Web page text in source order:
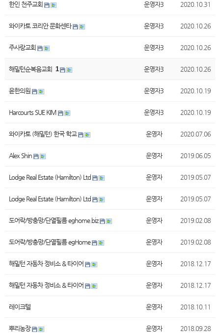
한인 천주교회 운영자3 2020.10.31
와이카토 코리안 문화센타 운영자3 2020.10.26
주사랑교회 운영자3 2020.10.26
해밀턴순복음교회 1 운영자3 2020.10.26
윤한의원 운영자3 2020.10.19
Harcourts SUE KIM 운영자3 2020.10.19
와이카토 (해밀턴) 한국 학교 운영자 2020.07.06
Alex Shin 운영자 2019.06.05
Lodge Real Estate (Hamilton) Ltd 운영자 2019.05.07
Lodge Real Estate (Hamilton) Ltd 운영자 2019.05.07
도어락/방충망/단열필름 eghome.biz 운영자 2019.02.08
도어락/방충망/단열필름 egHome 운영자 2019.02.08
해밀턴 자동차 정비소 & 타이어 운영자 2018.12.17
해밀턴 자동차 정비소 & 타이어 운영자 2018.12.17
레이크텔 운영자 2018.10.11
뿌리농장 운영자 2018.09.28